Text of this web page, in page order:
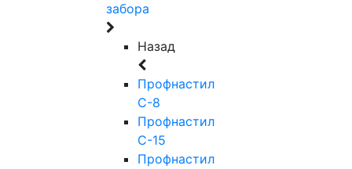
забора
Назад
Профнастил
С-8
Профнастил
С-15
Профнастил